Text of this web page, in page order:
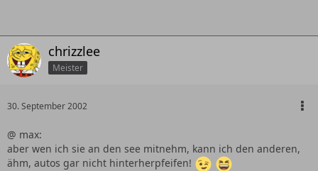
chrizzlee
Meister
30. September 2002
@ max:
aber wen ich sie an den see mitnehm, kann ich den anderen,
ähm, autos gar nicht hinterherpfeifen!